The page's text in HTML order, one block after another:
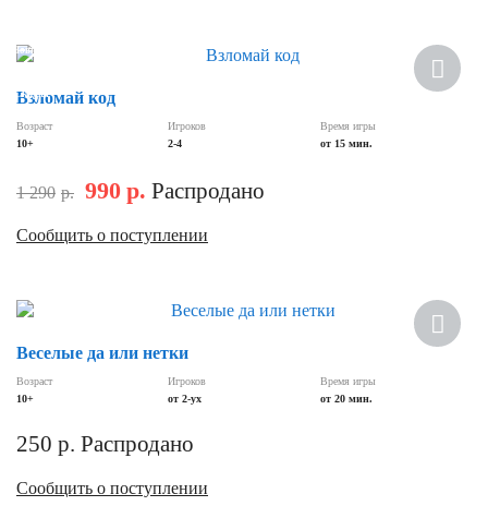
Новинка
Скидка
Взломай код
Возраст
10+
Игроков
2-4
Время игры
от 15 мин.
1 290 р. 990 р. Распродано
Сообщить о поступлении
Веселые да или нетки
Возраст
10+
Игроков
от 2-ух
Время игры
от 20 мин.
250 р. Распродано
Сообщить о поступлении